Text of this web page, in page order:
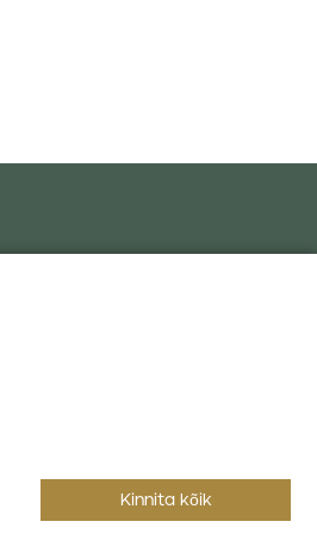
Kinnita kõik